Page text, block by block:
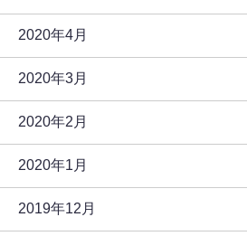
2020年4月
2020年3月
2020年2月
2020年1月
2019年12月